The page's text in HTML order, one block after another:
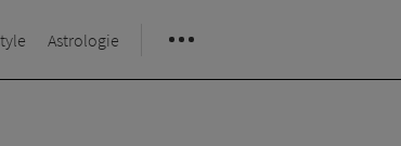
Astrologie